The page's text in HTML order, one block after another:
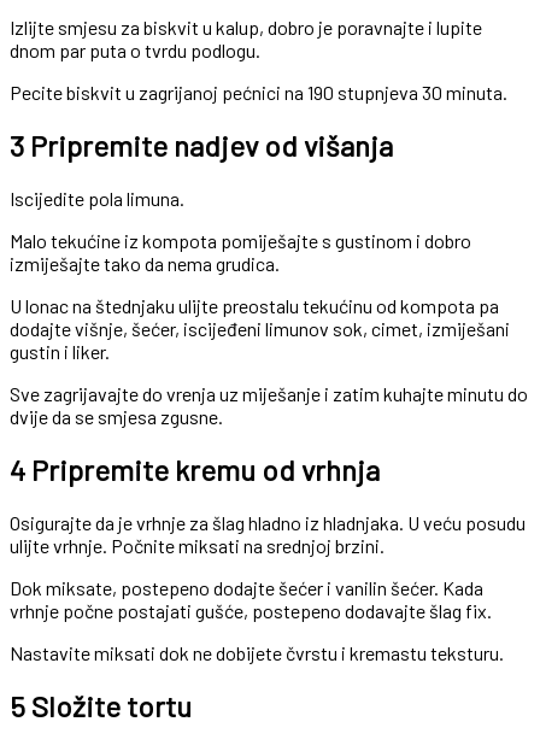
Izlijte smjesu za biskvit u kalup, dobro je poravnajte i lupite
dnom par puta o tvrdu podlogu.
Pecite biskvit u zagrijanoj pećnici na 190 stupnjeva 30 minuta.
3 Pripremite nadjev od višanja
Iscijedite pola limuna.
Malo tekućine iz kompota pomiješajte s gustinom i dobro
izmiješajte tako da nema grudica.
U lonac na štednjaku ulijte preostalu tekućinu od kompota pa
dodajte višnje, šećer, iscijeđeni limunov sok, cimet, izmiješani
gustin i liker.
Sve zagrijavajte do vrenja uz miješanje i zatim kuhajte minutu do
dvije da se smjesa zgusne.
4 Pripremite kremu od vrhnja
Osigurajte da je vrhnje za šlag hladno iz hladnjaka. U veću posudu
ulijte vrhnje. Počnite miksati na srednjoj brzini.
Dok miksate, postepeno dodajte šećer i vanilin šećer. Kada
vrhnje počne postajati gušće, postepeno dodavajte šlag fix.
Nastavite miksati dok ne dobijete čvrstu i kremastu teksturu.
5 Složite tortu